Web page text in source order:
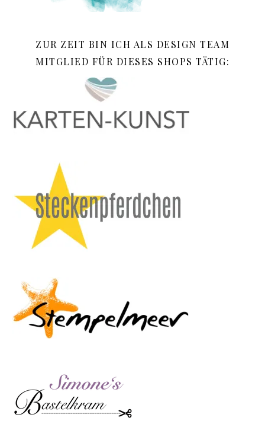
ZUR ZEIT BIN ICH ALS DESIGN TEAM
MITGLIED FÜR DIESES SHOPS TÄTIG: